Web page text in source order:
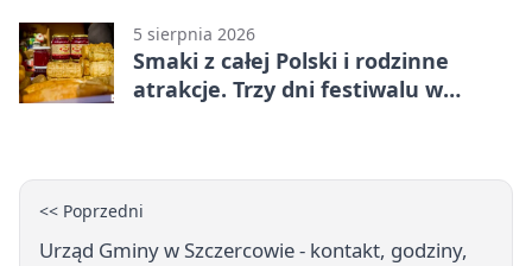
5 sierpnia 2026
Smaki z całej Polski i rodzinne
atrakcje. Trzy dni festiwalu w
<< Poprzedni
Urząd Gminy w Szczercowie - kontakt, godziny,